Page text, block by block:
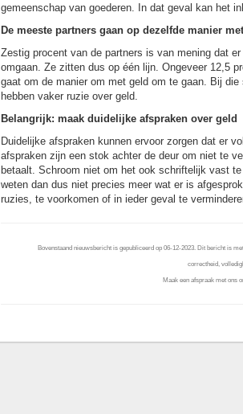
gemeenschap van goederen. In dat geval kan het
De meeste partners gaan op dezelfde manier
Zestig procent van de partners is van mening dat
omgaan. Ze zitten dus op één lijn. Ongeveer 12,5
gaat om de manier om met geld om te gaan. Bij
hebben vaker ruzie over geld.
Belangrijk: maak duidelijke afspraken over geld
Duidelijke afspraken kunnen ervoor zorgen dat er
afspraken zijn een stok achter de deur om niet te
betaalt. Schroom niet om het ook schriftelijk vast
weten dan dus niet precies meer wat er is
ruzies, te voorkomen of in ieder geval te
Bovenstaand nieuwsbericht is gepubliceerd op 06-12-2023. Dit bericht is
correctheid,
Maak een afspraak met ons